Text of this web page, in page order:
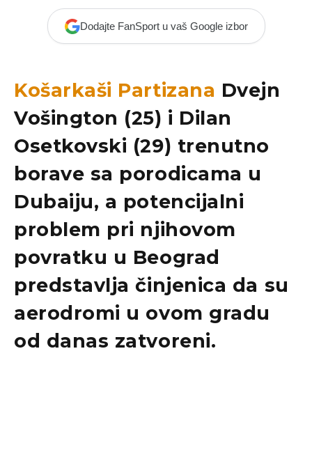
Dodajte FanSport u vaš Google izbor
Košarkaši Partizana Dvejn
Vošington (25) i Dilan
Osetkovski (29) trenutno
borave sa porodicama u
Dubaiju, a potencijalni
problem pri njihovom
povratku u Beograd
predstavlja činjenica da su
aerodromi u ovom gradu
od danas zatvoreni.